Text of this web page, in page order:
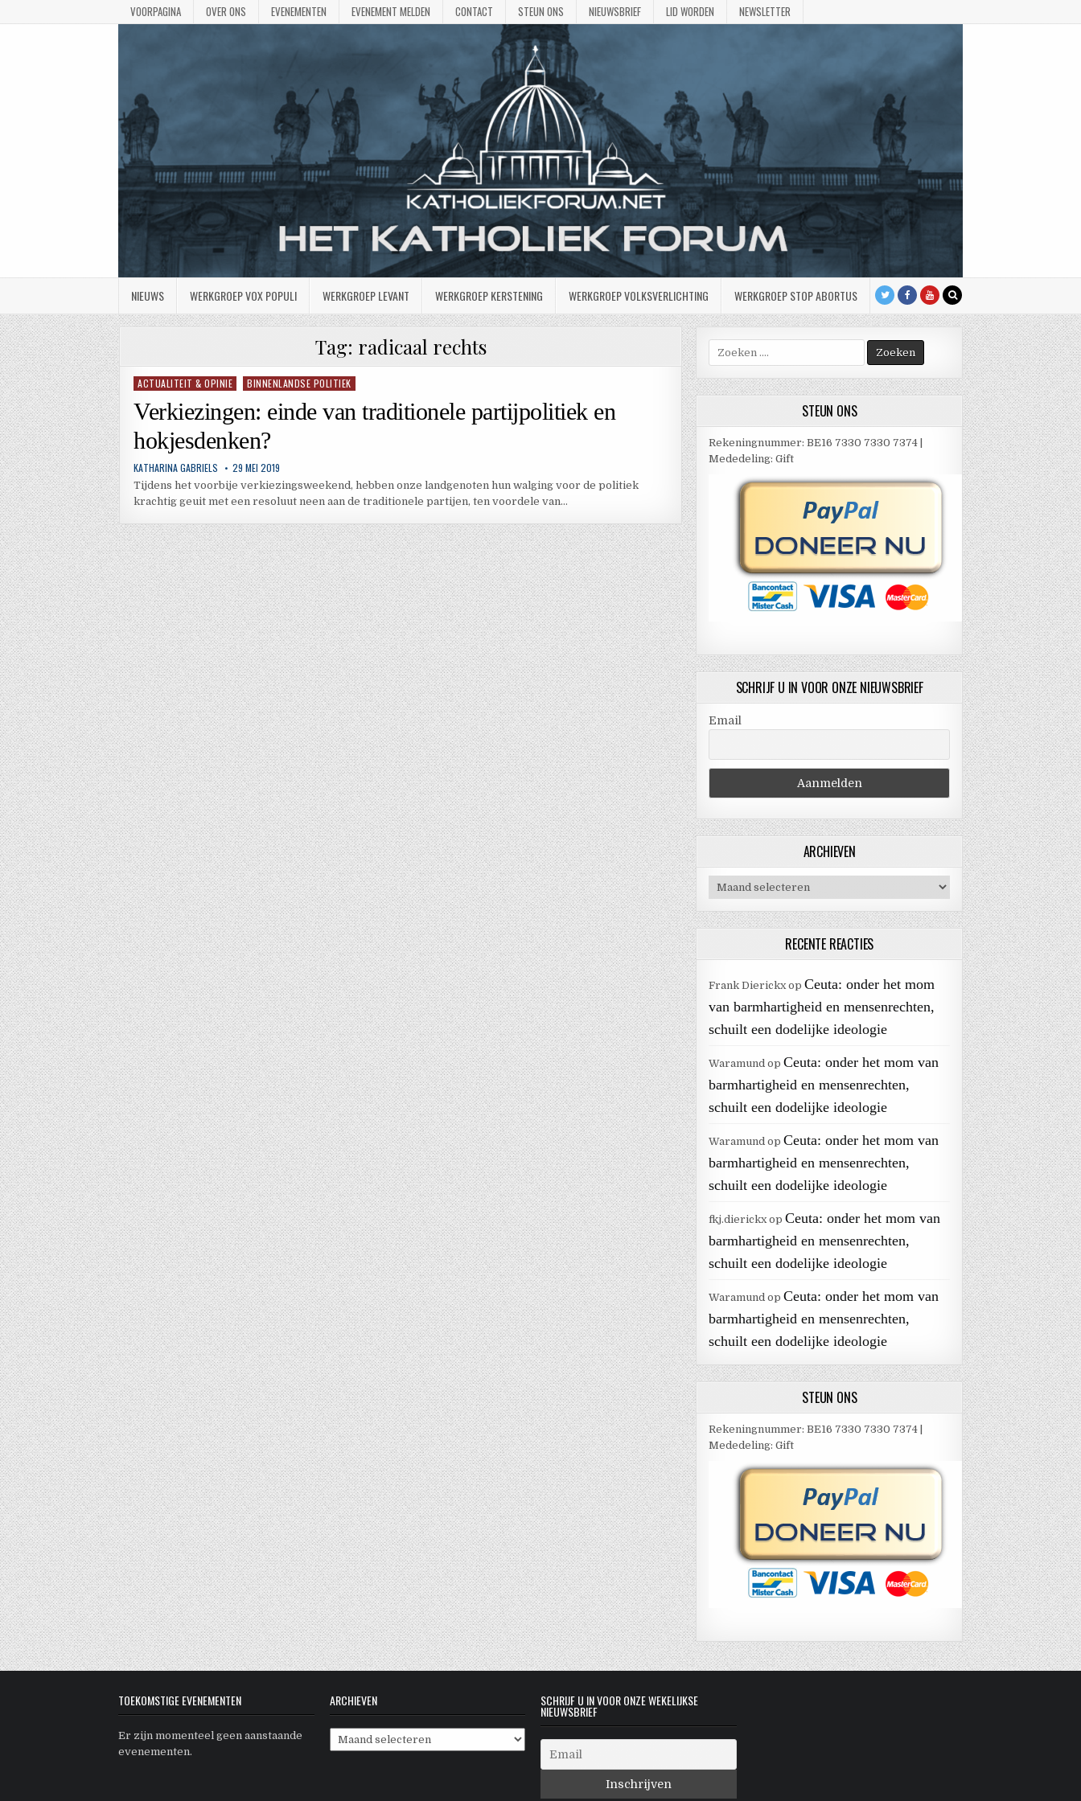
VOORPAGINA OVER ONS EVENEMENTEN EVENEMENT MELDEN CONTACT STEUN ONS NIEUWSBRIEF LID WORDEN NEWSLETTER
NIEUWS WERKGROEP VOX POPULI WERKGROEP LEVANT WERKGROEP KERSTENING WERKGROEP VOLKSVERLICHTING WERKGROEP STOP ABORTUS
Tag: radicaal rechts
Geplaatst
ACTUALITEIT & OPINIE BINNENLANDSE POLITIEK
Verkiezingen: einde van traditionele partijpolitiek en
hokjesdenken?
KATHARINA GABRIELS 29 MEI 2019
Tijdens het voorbije verkiezingsweekend, hebben onze landgenoten hun walging voor de politiek
krachtig geuit met een resoluut neen aan de traditionele partijen, ten voordele van…
Zoek
naar:
STEUN ONS
Rekeningnummer: BE16 7330 7330 7374 |
Mededeling: Gift
SCHRIJF U IN VOOR ONZE NIEUWSBRIEF
Email
ARCHIEVEN
Archieven
RECENTE REACTIES
Frank DierickxopCeuta: onder het mom
van barmhartigheid en mensenrechten,
schuilt een dodelijke ideologie
Waramund opCeuta: onder het mom van
barmhartigheid en mensenrechten,
schuilt een dodelijke ideologie
Waramund opCeuta: onder het mom van
barmhartigheid en mensenrechten,
schuilt een dodelijke ideologie
fkj.dierickxopCeuta: onder het mom van
barmhartigheid en mensenrechten,
schuilt een dodelijke ideologie
Waramund opCeuta: onder het mom van
barmhartigheid en mensenrechten,
schuilt een dodelijke ideologie
STEUN ONS
Rekeningnummer: BE16 7330 7330 7374 |
Mededeling: Gift
TOEKOMSTIGE EVENEMENTEN
Er zijn momenteel geen aanstaande
evenementen.
ARCHIEVEN
Archieven
SCHRIJF U IN VOOR ONZE WEKELIJKSE
NIEUWSBRIEF